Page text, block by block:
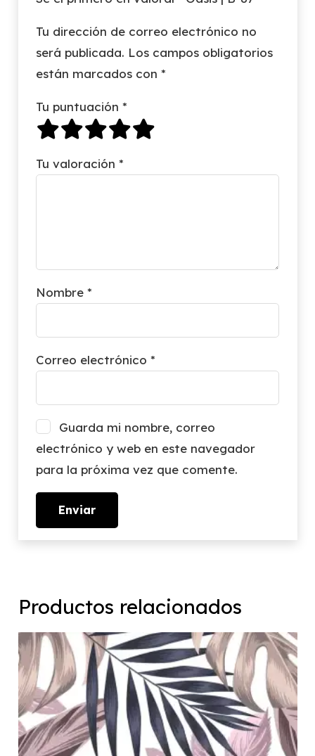
Tu dirección de correo electrónico no
será publicada. Los campos obligatorios
están marcados con *
Tu puntuación *
Tu valoración *
Nombre *
Correo electrónico *
Guarda mi nombre, correo
electrónico y web en este navegador
para la próxima vez que comente.
Productos relacionados